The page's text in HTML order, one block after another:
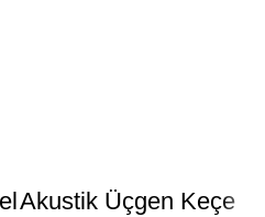
Akustik Üçgen Keçe